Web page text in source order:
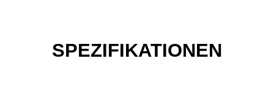
SPEZIFIKATIONEN